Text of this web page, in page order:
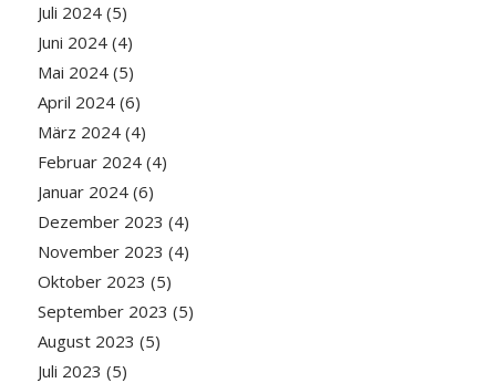
Juli 2024(5)
Juni 2024(4)
Mai 2024(5)
April 2024(6)
März 2024(4)
Februar 2024(4)
Januar 2024(6)
Dezember 2023 (4)
November 2023 (4)
Oktober 2023 (5)
September 2023 (5)
August 2023 (5)
Juli 2023 (5)